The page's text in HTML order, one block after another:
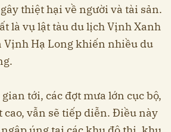
thiệt hại về người và tài sản.
là vụ lật tàu du lịch Vịnh Xanh
Vịnh Hạ Long khiến nhiều du
tới, các đợt mưa lớn cục bộ,
cao, vẫn sẽ tiếp diễn. Điều này